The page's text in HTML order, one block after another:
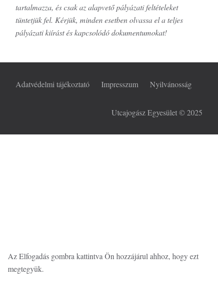
tartalmazza, és csak az alapvető pályázati feltételeket
tüntetjük fel. Kérjük, minden esetben olvassa el a teljes
pályázati kiírást és kapcsolódó dokumentumokat!
Adatvédelmi tájékoztató Impresszum Nyilvánosság
Utcajogász Egyesület © 2025
Az Elfogadás gombra kattintva Ön hozzájárul ahhoz, hogy ezt
megtegyük.